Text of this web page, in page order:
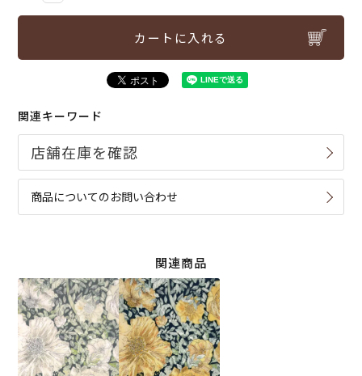
カートに入れる
関連キーワード
商品についてのお問い合わせ
関連商品